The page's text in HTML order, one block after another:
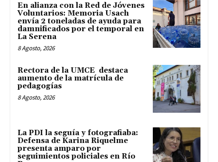
En alianza con la Red de Jóvenes
Voluntarios: Memoria Usach
envía 2 toneladas de ayuda para
damnificados por el temporal en
La Serena
8 Agosto, 2026
Rectora de la UMCE destaca
aumento de la matrícula de
pedagogías
8 Agosto, 2026
La PDI la seguía y fotografiaba:
Defensa de Karina Riquelme
presenta amparo por
seguimientos policiales en Río